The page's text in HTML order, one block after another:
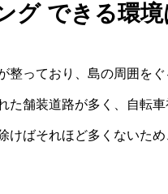
グ できる環
整っており、島の周囲を
た舗装道路が多く、自転
けばそれほど多くないた